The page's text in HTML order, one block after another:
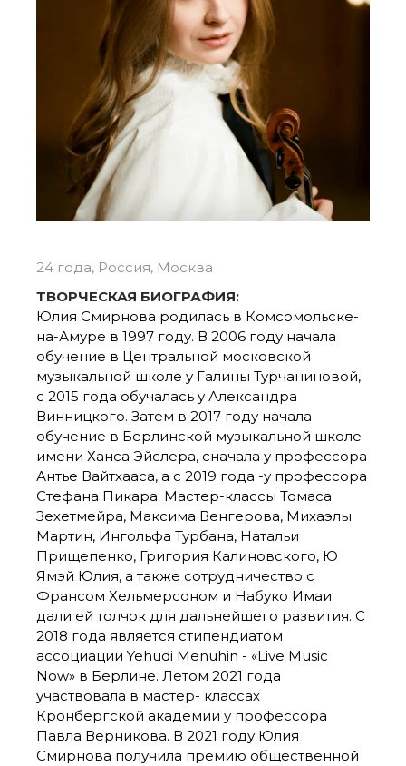
24 года, Россия, Москва
ТВОРЧЕСКАЯ БИОГРАФИЯ:
Юлия Смирнова родилась в Комсомольске-
на-Амуре в 1997 году. В 2006 году начала
обучение в Центральной московской
музыкальной школе у Галины Турчаниновой,
с 2015 года обучалась у Александра
Винницкого. Затем в 2017 году начала
обучение в Берлинской музыкальной школе
имени Ханса Эйслера, сначала у профессора
Антье Вайтхааса, а с 2019 года -у профессора
Стефана Пикара. Мастер-классы Томаса
Зехетмейра, Максима Венгерова, Михаэлы
Мартин, Ингольфа Турбана, Натальи
Прищепенко, Григория Калиновского, Ю
Ямэй Юлия, а также сотрудничество с
Франсом Хельмерсоном и Набуко Имаи
дали ей толчок для дальнейшего развития. С
2018 года является стипендиатом
ассоциации Yehudi Menuhin - «Live Music
Now» в Берлине. Летом 2021 года
участвовала в мастер- классах
Кронбергской академии у профессора
Павла Верникова. В 2021 году Юлия
Смирнова получила премию общественной